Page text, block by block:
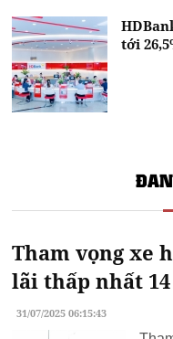
tới
Tham vọng xe
lãi thấp nhất
31/07/2025 06:15:43